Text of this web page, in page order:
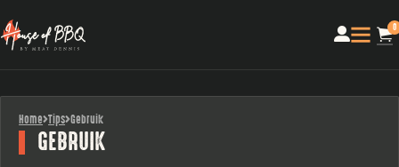
0
Home Tips Gebruik
GEBRUIK